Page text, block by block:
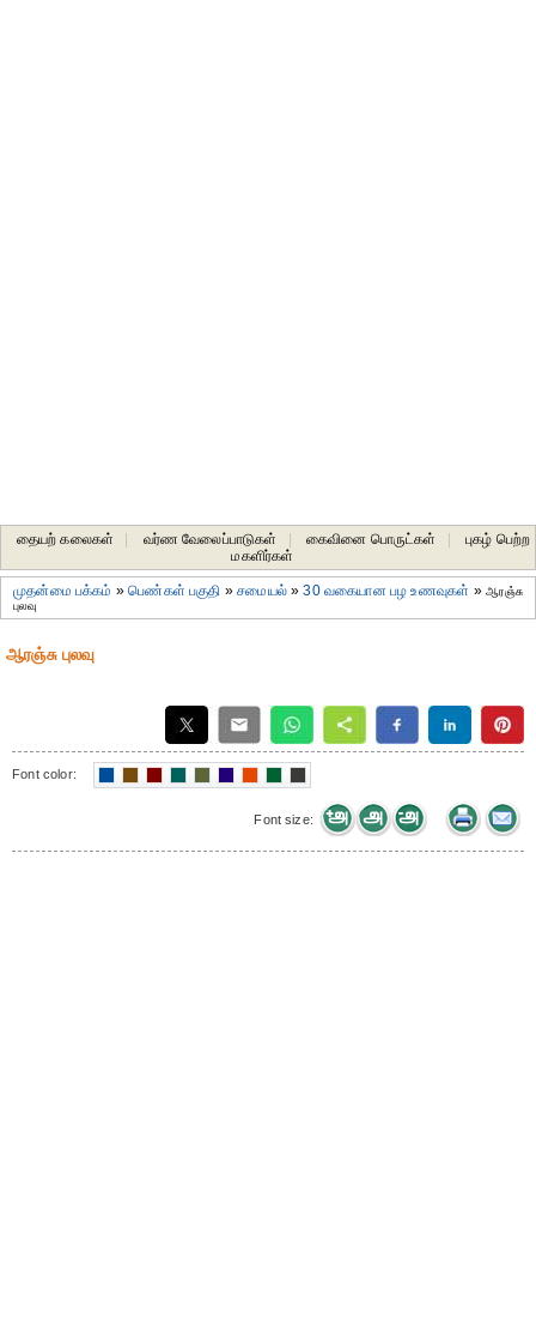
தையற் கலைகள் வர்ண வேலைப்பாடுகள் கைவினை பொருட்கள்
புகழ் பெற்ற
மகளிர்கள்
முதன்மை பக்கம் »பெண்கள் பகுதி »சமையல்»30 வகையான பழ உணவுகள் » ஆரஞ்சு
புலவு
ஆரஞ்சு புலவு
Font color:
Font size: